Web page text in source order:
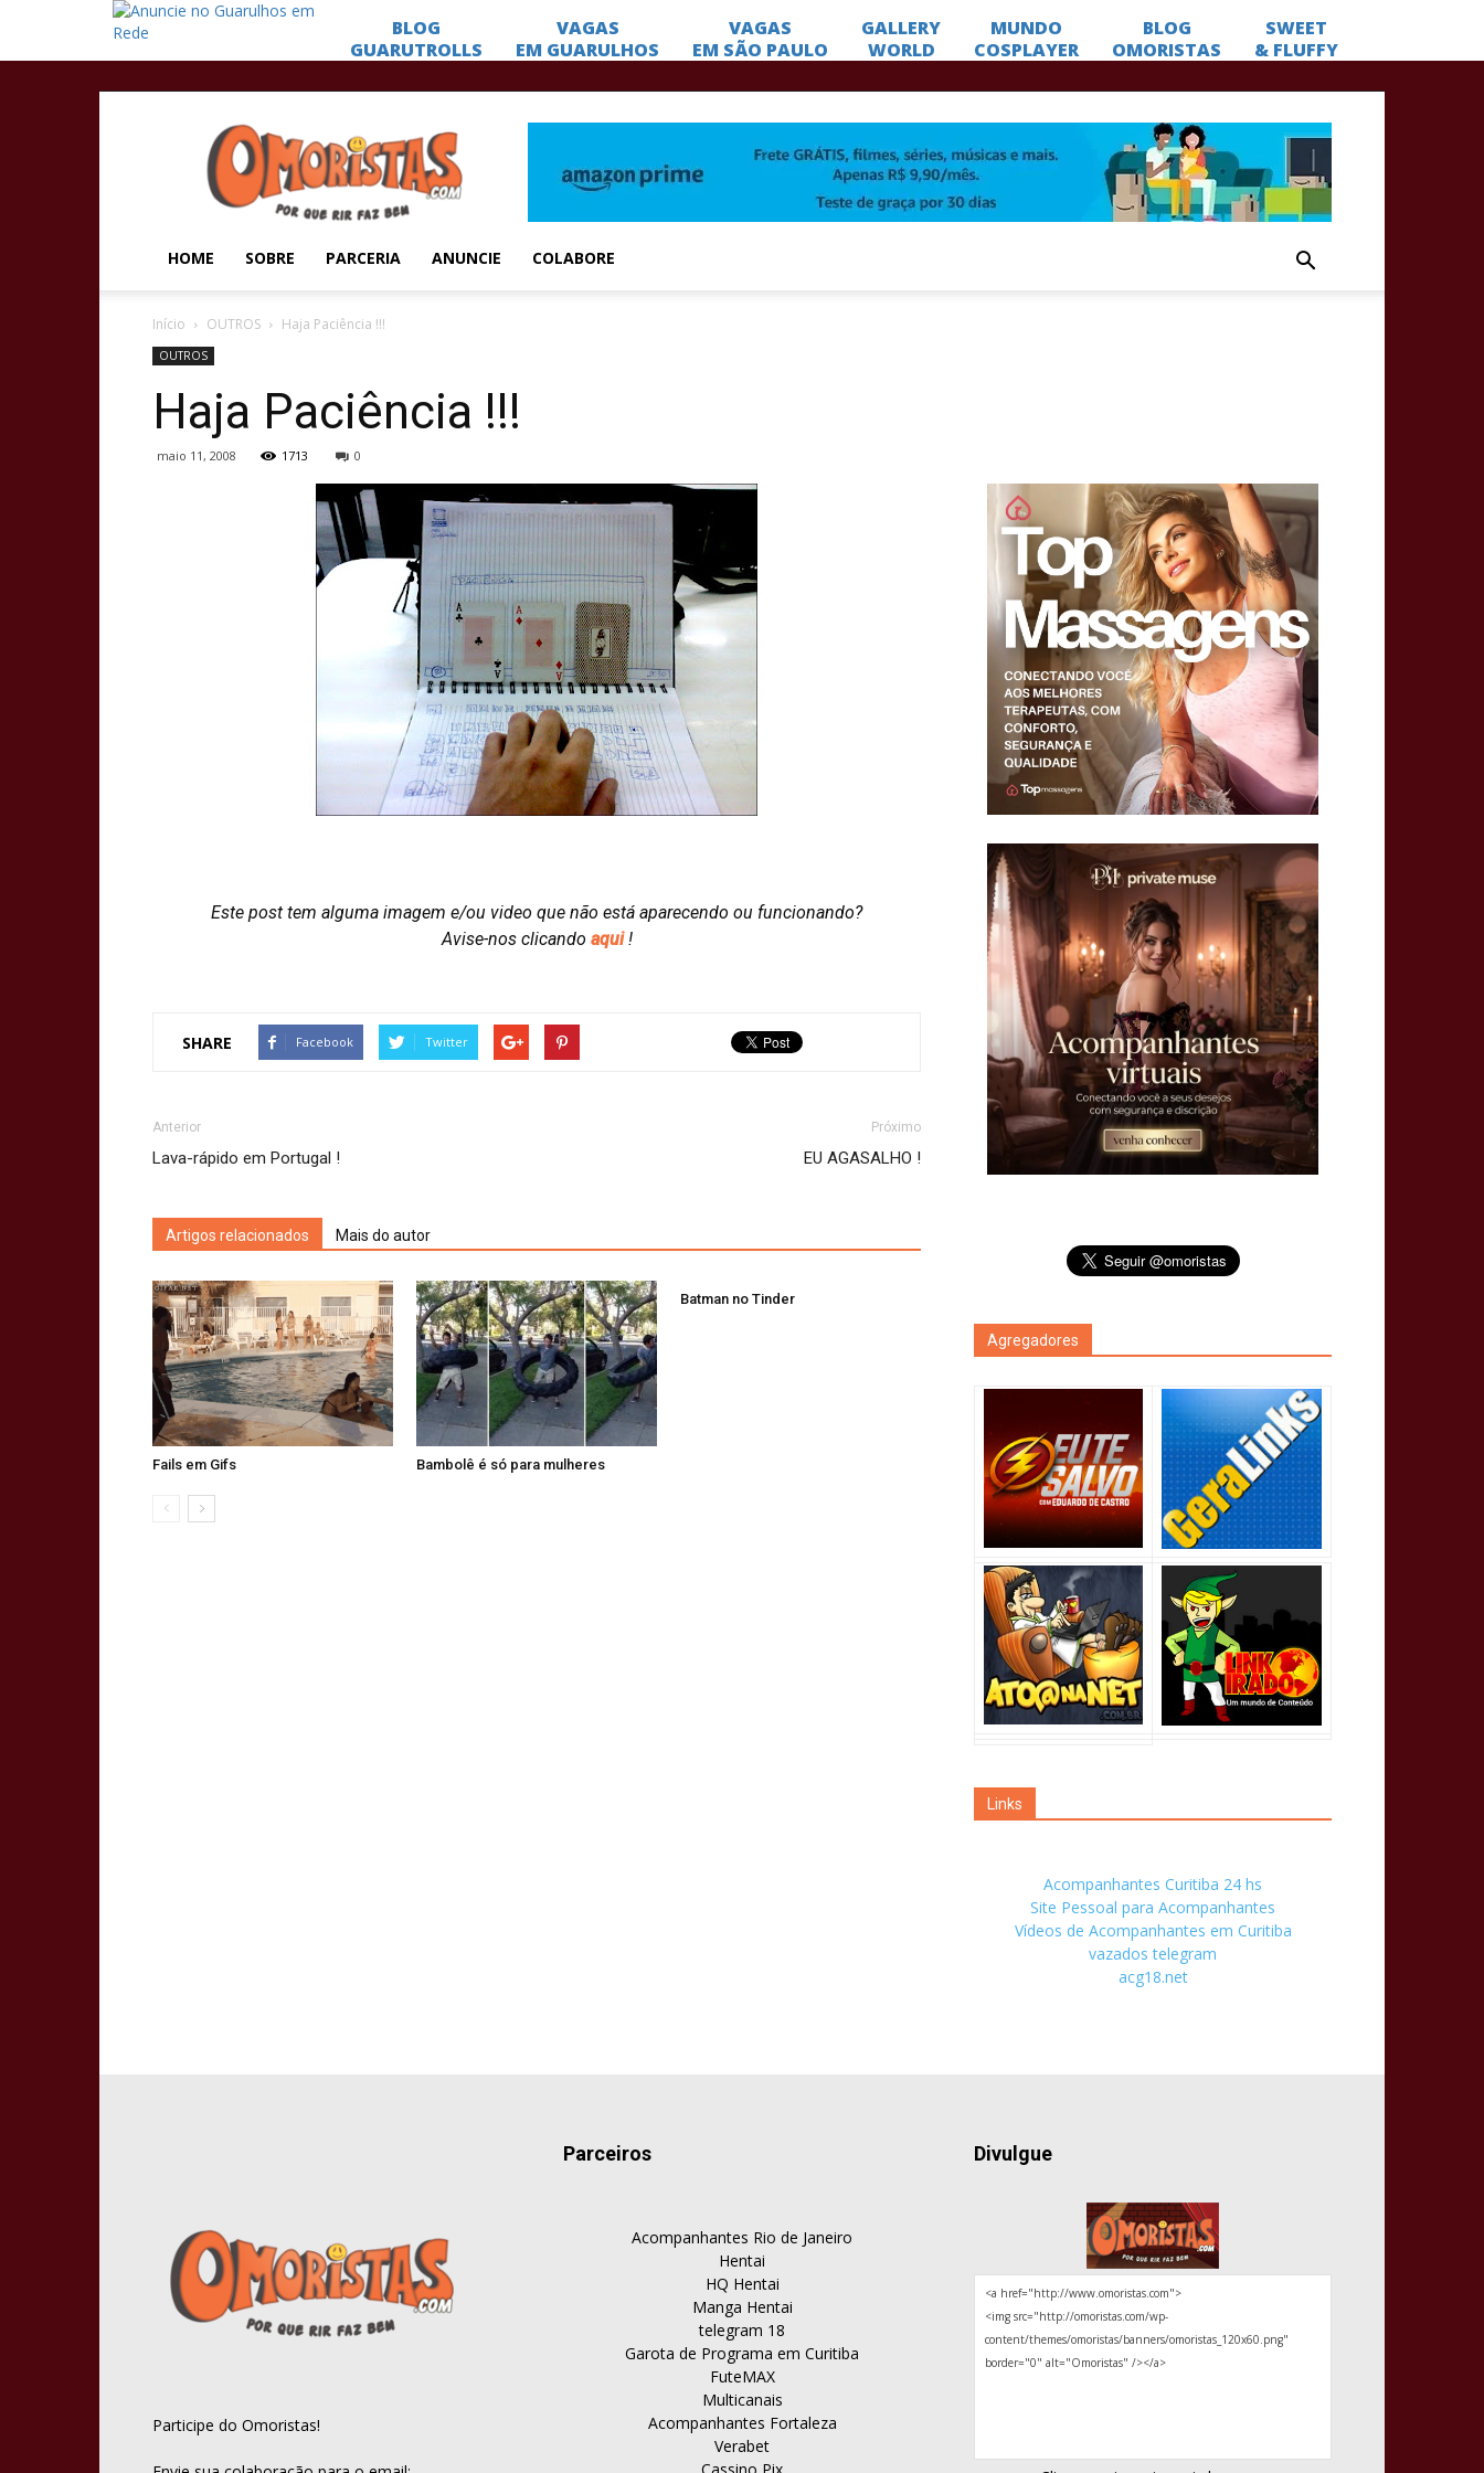
Omoristas
HOME SOBRE PARCERIA ANUNCIE COLABORE
Início OUTROS Haja Paciência !!!
OUTROS
Haja Paciência !!!
maio 11, 2008 1713 0
Este post tem alguma imagem e/ou video que não está aparecendo ou funcionando?
Avise-nos clicando aqui!
SHARE Facebook Twitter
Anterior
Lava-rápido em Portugal !
Próximo
EU AGASALHO !
Artigos relacionados Mais do autor
Fails em Gifs Bambolê é só para mulheres
Batman no Tinder
Agregadores
Links
Acompanhantes Curitiba 24 hs
Site Pessoal para Acompanhantes
Vídeos de Acompanhantes em Curitiba
vazados telegram
acg18.net
Participe do Omoristas!
Parceiros
Acompanhantes Rio de Janeiro
Hentai
HQ Hentai
Manga Hentai
telegram 18
Garota de Programa em Curitiba
FuteMAX
Multicanais
Acompanhantes Fortaleza
Verabet
Divulgue